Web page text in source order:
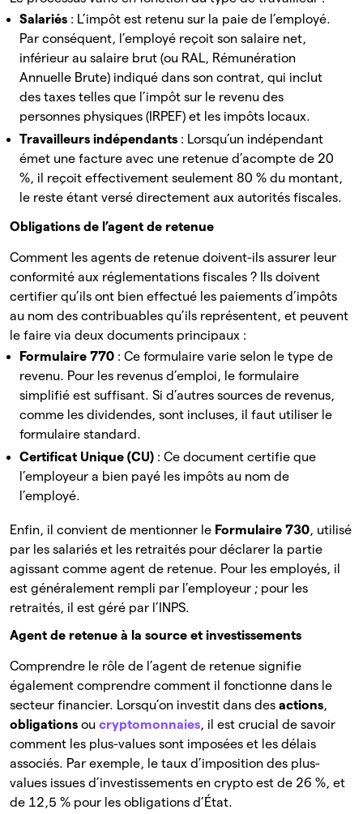
Salariés : L’impôt est retenu sur la paie de l’employé.
Par conséquent, l’employé reçoit son salaire net,
inférieur au salaire brut (ou RAL, Rémunération
Annuelle Brute) indiqué dans son contrat, qui inclut
des taxes telles que l’impôt sur le revenu des
personnes physiques (IRPEF) et les impôts locaux.
Travailleurs indépendants : Lorsqu’un indépendant
émet une facture avec une retenue d’acompte de 20
%, il reçoit effectivement seulement 80 % du montant,
le reste étant versé directement aux autorités fiscales.
Obligations de l’agent de retenue
Comment les agents de retenue doivent-ils assurer leur
conformité aux réglementations fiscales ? Ils doivent
certifier qu’ils ont bien effectué les paiements d’impôts
au nom des contribuables qu’ils représentent, et peuvent
le faire via deux documents principaux :
Formulaire 770 : Ce formulaire varie selon le type de
revenu. Pour les revenus d’emploi, le formulaire
simplifié est suffisant. Si d’autres sources de revenus,
comme les dividendes, sont incluses, il faut utiliser le
formulaire standard.
Certificat Unique (CU) : Ce document certifie que
l’employeur a bien payé les impôts au nom de
l’employé.
Enfin, il convient de mentionner le Formulaire 730, utilisé
par les salariés et les retraités pour déclarer la partie
agissant comme agent de retenue. Pour les employés, il
est généralement rempli par l’employeur ; pour les
retraités, il est géré par l’INPS.
Agent de retenue à la source et investissements
Comprendre le rôle de l’agent de retenue signifie
également comprendre comment il fonctionne dans le
secteur financier. Lorsqu’on investit dans des actions,
obligations ou cryptomonnaies, il est crucial de savoir
comment les plus-values sont imposées et les délais
associés. Par exemple, le taux d’imposition des plus-
values issues d’investissements en crypto est de 26 %, et
de 12,5 % pour les obligations d’État.